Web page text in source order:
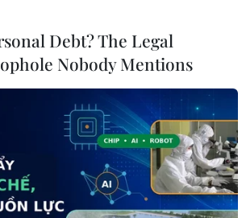
chiến thương mại
#Thương chiến
quan
#Hàng hóa nhập khẩu
Debt? The Legal
Nobody Mentions